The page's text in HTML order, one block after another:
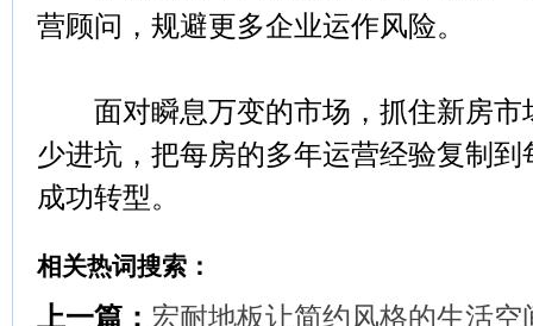
营顾问，规避更多企业运作风险。
面对瞬息万变的市场，抓住新房市
少进坑，把每房的多年运营经验复制
成功转型。
相关热词搜索：
上一篇： 宏耐地板让简约风格的生活